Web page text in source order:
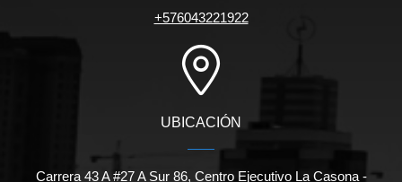
+576043221922
UBICACIÓN
Carrera 43 A #27 A Sur 86, Centro Ejecutivo La Casona -